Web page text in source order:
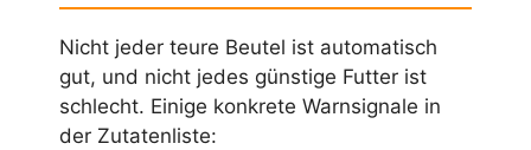
Nicht jeder teure Beutel ist automatisch
gut, und nicht jedes günstige Futter ist
schlecht. Einige konkrete Warnsignale in
der Zutatenliste: